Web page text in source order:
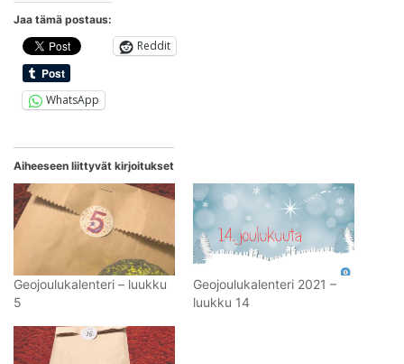
Jaa tämä postaus:
Reddit
WhatsApp
Aiheeseen liittyvät kirjoitukset
Geojoulukalenteri – luukku
5
Geojoulukalenteri 2021 –
luukku 14